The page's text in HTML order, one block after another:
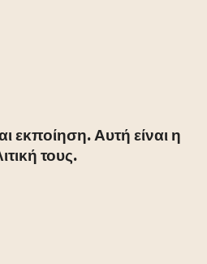
εκποίηση. Αυτή είναι η
τους.